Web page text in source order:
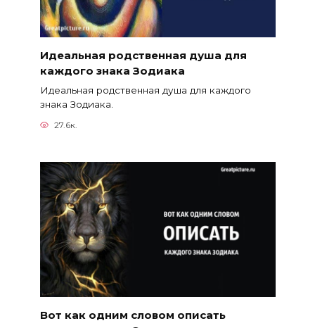
Идеальная родственная душа для
каждого знака Зодиака
Идеальная родственная душа для каждого
знака Зодиака.
27.6к.
Вот как одним словом описать